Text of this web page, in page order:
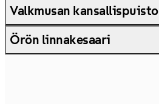
Valkmusan kansallispuisto
Örön linnakesaari